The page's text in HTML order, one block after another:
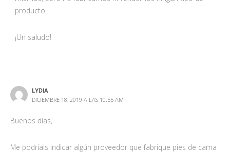
producto.
¡Un saludo!
LYDIA
DICIEMBRE 18, 2019 A LAS 10:55 AM
Buenos días,
Me podríais indicar algún proveedor que fabrique pies de cama